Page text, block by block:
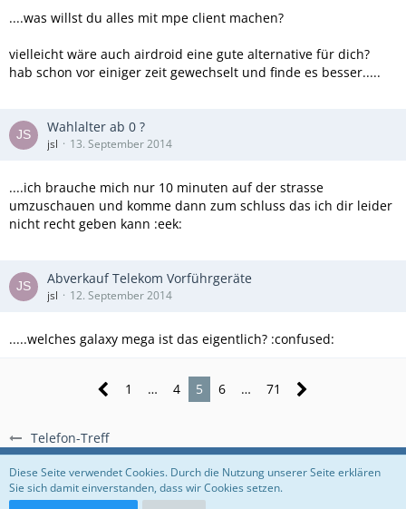
Telefon-Treff
....was willst du alles mit mpe client machen?
vielleicht wäre auch airdroid eine gute alternative für dich?
hab schon vor einiger zeit gewechselt und finde es besser.....
Wahlalter ab 0 ?
jsl 13. September 2014
....ich brauche mich nur 10 minuten auf der strasse
umzuschauen und komme dann zum schluss das ich dir leider
nicht recht geben kann :eek:
Abverkauf Telekom Vorführgeräte
jsl 12. September 2014
.....welches galaxy mega ist das eigentlich? :confused:
1 … 4 5 6 … 71
Regeln Datenschutzerklärung Impressum
Diese Seite verwendet Cookies. Durch die Nutzung unserer Seite erklären
Sie sich damit einverstanden, dass wir Cookies setzen.